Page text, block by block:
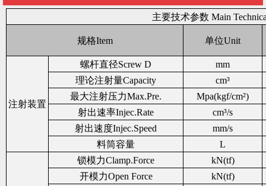
主要技术参数 Main
规格Item 单位Unit
注射装置
螺杆直径Screw D
mm
理论注射量Capacity
cm³
最大注射压力Max.Pre.
Mpa(kgf/cm²)
射出速率Injec.Rate
cm³/s
射出速度Injec.Speed
mm/s
料筒容量
L
锁模力Clamp.Force
kN(tf)
开模力Open Force
kN(tf)